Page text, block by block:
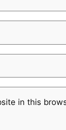
in this